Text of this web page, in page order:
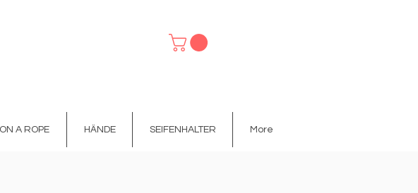
A ROPE HÄNDE SEIFENHALTER More